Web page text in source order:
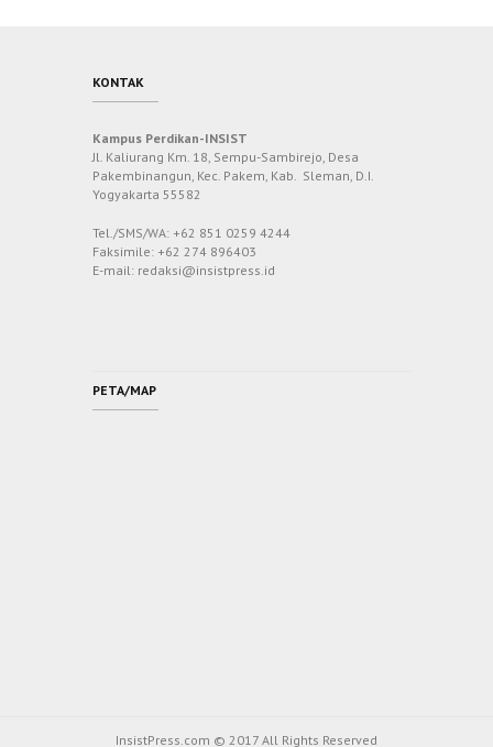
KONTAK
Kampus Perdikan-INSIST
Jl. Kaliurang Km. 18, Sempu-Sambirejo, Desa
Pakembinangun, Kec. Pakem, Kab. Sleman, D.I.
Yogyakarta 55582
Tel./SMS/WA: +62 851 0259 4244
Faksimile: +62 274 896403
E-mail: redaksi@insistpress.id
PETA/MAP
InsistPress.com © 2017 All Rights Reserved